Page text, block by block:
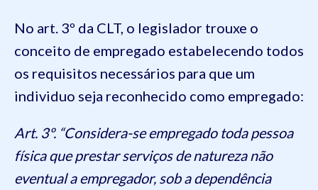
No art. 3º da CLT, o legislador trouxe o
conceito de empregado estabelecendo todos
os requisitos necessários para que um
individuo seja reconhecido como empregado:
Art. 3º. “Considera-se empregado toda pessoa
física que prestar serviços de natureza não
eventual a empregador, sob a dependência